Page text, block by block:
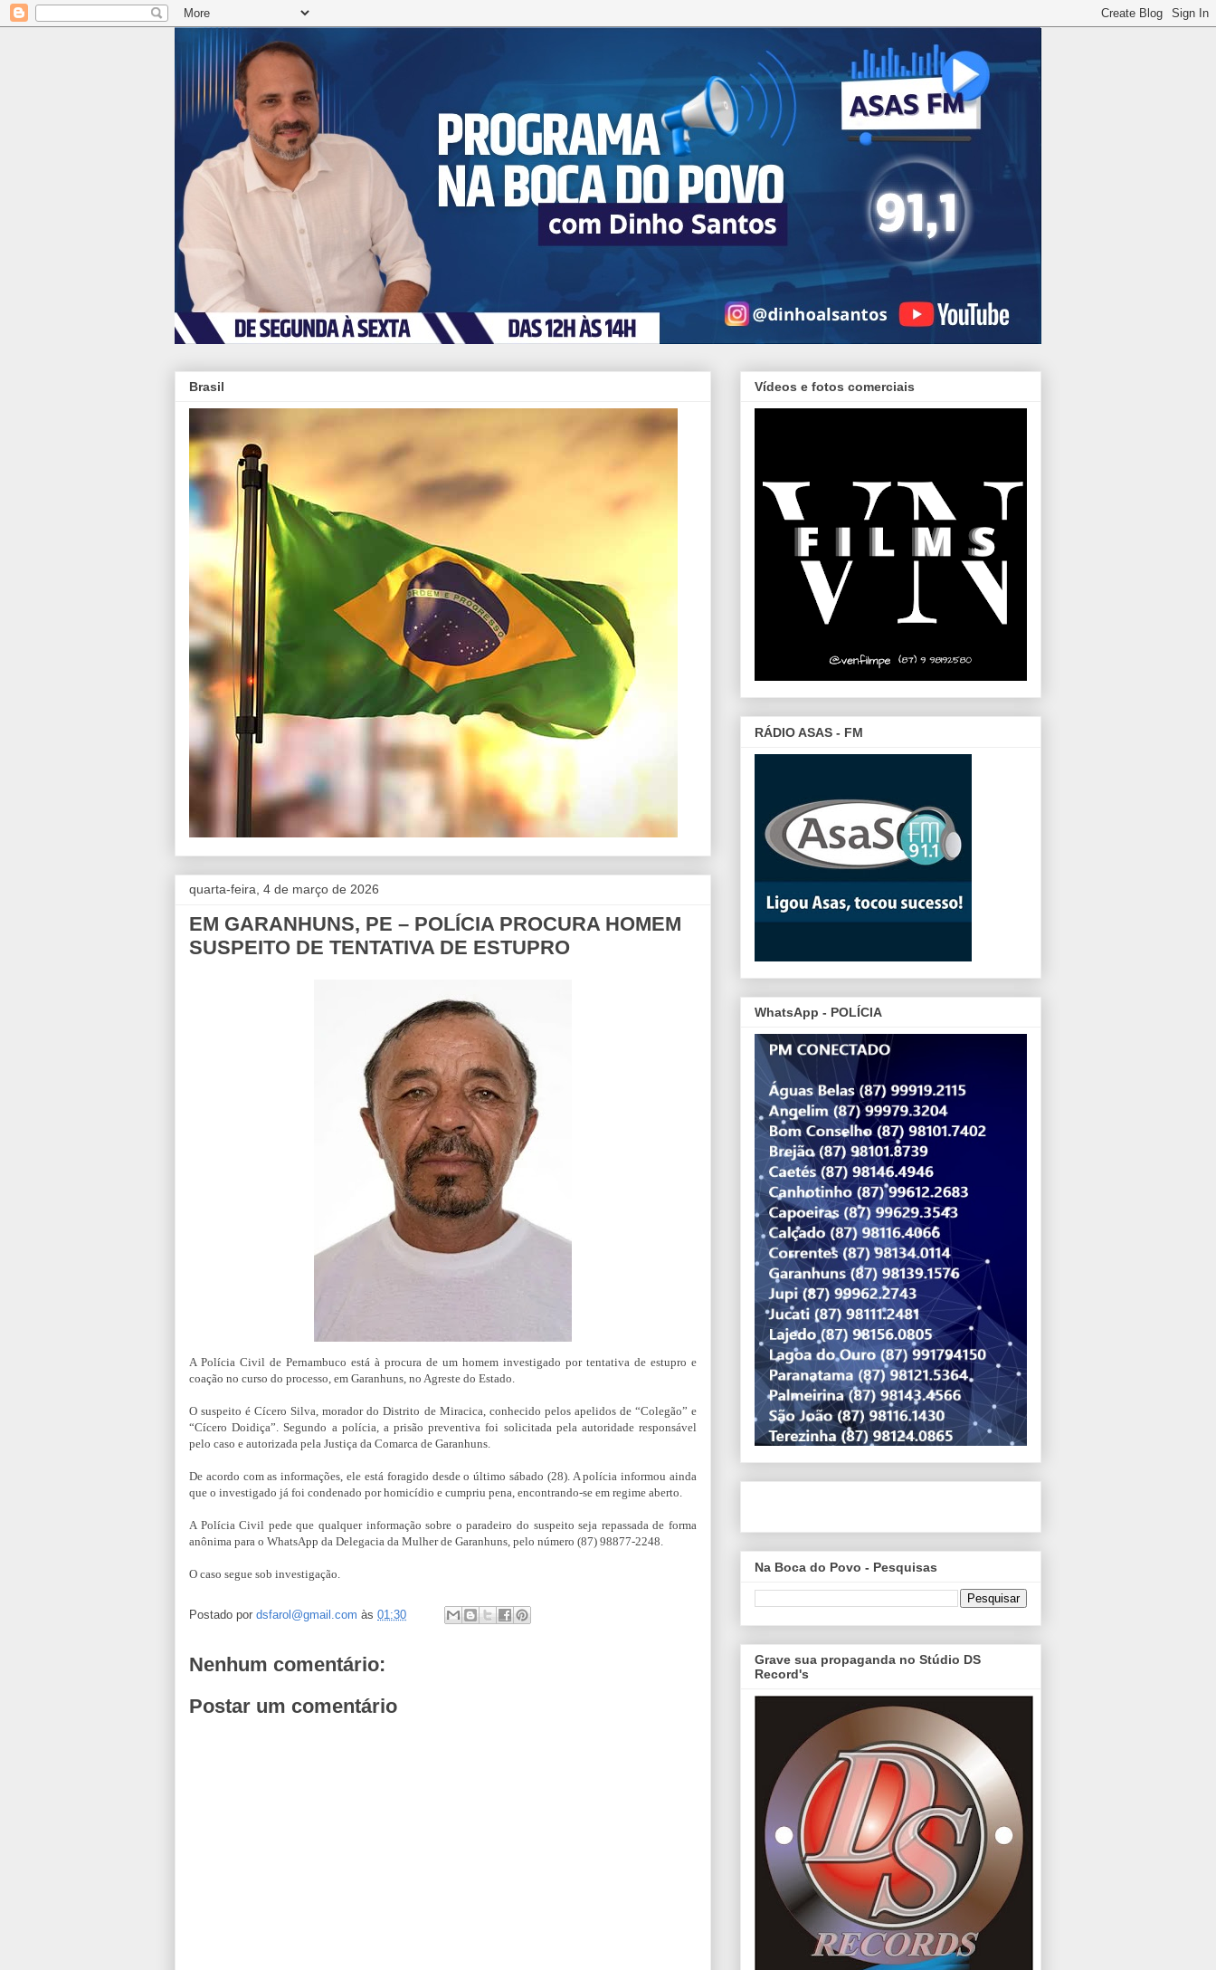
Brasil
quarta-feira, 4 de março de 2026
EM GARANHUNS, PE – POLÍCIA PROCURA HOMEM
SUSPEITO DE TENTATIVA DE ESTUPRO
A Polícia Civil de Pernambuco está à procura de um homem investigado por tentativa de estupro e
coação no curso do processo, em Garanhuns, no Agreste do Estado.
O suspeito é Cícero Silva, morador do Distrito de Miracica, conhecido pelos apelidos de “Colegão” e
“Cícero Doidiça”. Segundo a polícia, a prisão preventiva foi solicitada pela autoridade responsável
pelo caso e autorizada pela Justiça da Comarca de Garanhuns.
De acordo com as informações, ele está foragido desde o último sábado (28). A polícia informou ainda
que o investigado já foi condenado por homicídio e cumpriu pena, encontrando-se em regime aberto.
A Polícia Civil pede que qualquer informação sobre o paradeiro do suspeito seja repassada de forma
anônima para o WhatsApp da Delegacia da Mulher de Garanhuns, pelo número (87) 98877-2248.
O caso segue sob investigação.
Postado por dsfarol@gmail.com às 01:30
Nenhum comentário:
Postar um comentário
Vídeos e fotos comerciais
RÁDIO ASAS - FM
WhatsApp - POLÍCIA
Na Boca do Povo - Pesquisas
Grave sua propaganda no Stúdio DS
Record's